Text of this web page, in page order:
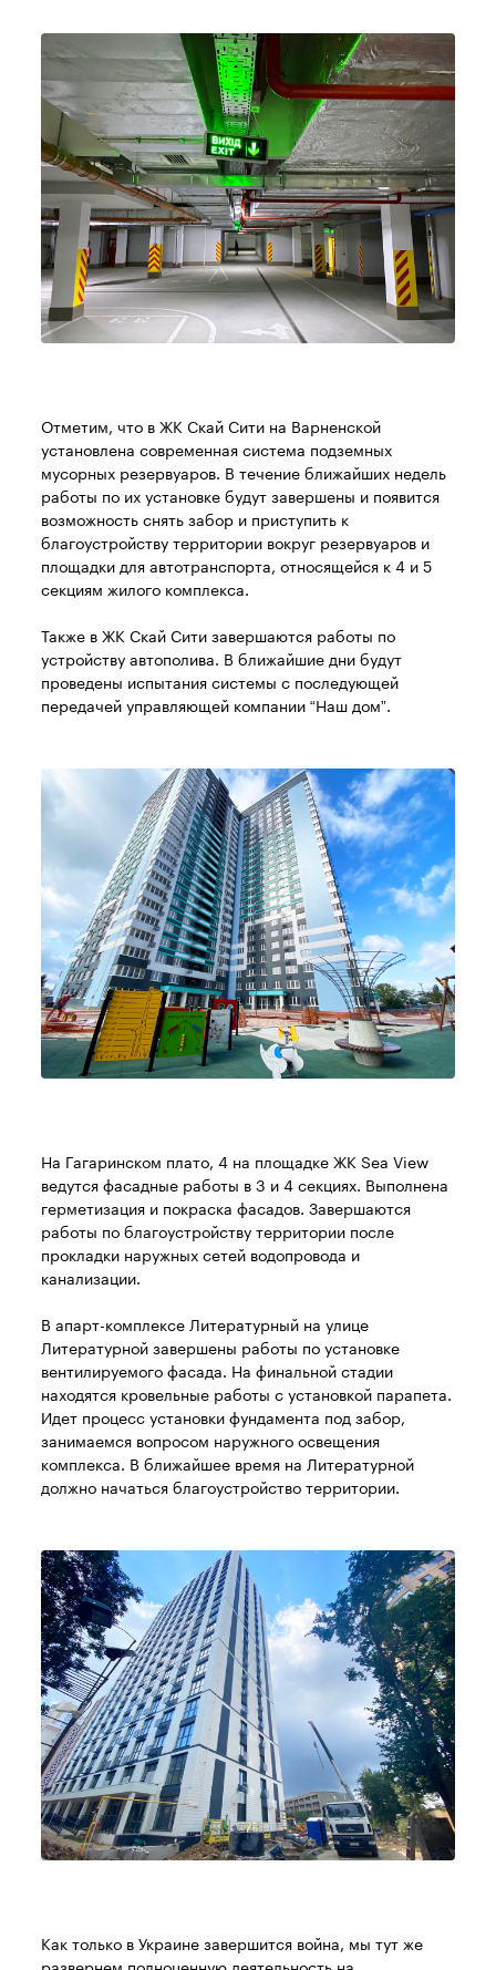
Отметим, что в ЖК Скай Сити на Варненской
установлена современная система подземных
мусорных резервуаров. В течение ближайших недель
работы по их установке будут завершены и появится
возможность снять забор и приступить к
благоустройству территории вокруг резервуаров и
площадки для автотранспорта, относящейся к 4 и 5
секциям жилого комплекса.
Также в ЖК Скай Сити завершаются работы по
устройству автополива. В ближайшие дни будут
проведены испытания системы с последующей
передачей управляющей компании “Наш дом”.
На Гагаринском плато, 4 на площадке ЖК Sea View
ведутся фасадные работы в 3 и 4 секциях. Выполнена
герметизация и покраска фасадов. Завершаются
работы по благоустройству территории после
прокладки наружных сетей водопровода и
канализации.
В апарт-комплексе Литературный на улице
Литературной завершены работы по установке
вентилируемого фасада. На финальной стадии
находятся кровельные работы с установкой парапета.
Идет процесс установки фундамента под забор,
занимаемся вопросом наружного освещения
комплекса. В ближайшее время на Литературной
должно начаться благоустройство территории.
Как только в Украине завершится война, мы тут же